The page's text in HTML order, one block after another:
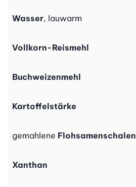
Wasser, lauwarm
Vollkorn-Reismehl
Buchweizenmehl
Kartoffelstärke
gemahlene Flohsamenschalen
Xanthan